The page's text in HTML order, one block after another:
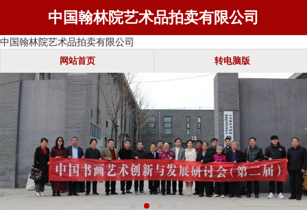
中国翰林院艺术品拍卖有限公司
中国翰林院艺术品拍卖有限公司
网站首页 转电脑版